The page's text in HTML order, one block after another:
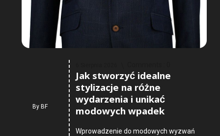
ByBF
Jak stworzyć idealne
stylizacje na różne
wydarzenia i unikać
modowych wpadek
Wprowadzenie do modowych wyzwań